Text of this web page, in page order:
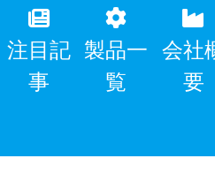
注目記
事
製品一
覧
会社
要